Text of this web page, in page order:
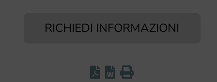
RICHIEDI INFORMAZIONI